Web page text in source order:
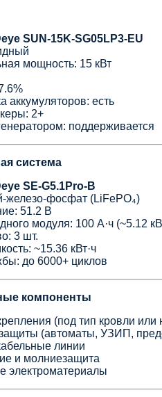
SUN-15K-SG05LP3-EU
мощность: 15 кВт
аккумуляторов: есть
2+
поддерживается
система
SE-G5.1Pro-B
железо-фосфат (LiFePO₄)
51.2 В
модуля: 100 А·ч (~5.12
3 шт.
~15.36 кВт·ч
до 6000+ циклов
компоненты
(под тип кровли или
(автоматы, УЗИП,
линии
и молниезащита
электроматериалы